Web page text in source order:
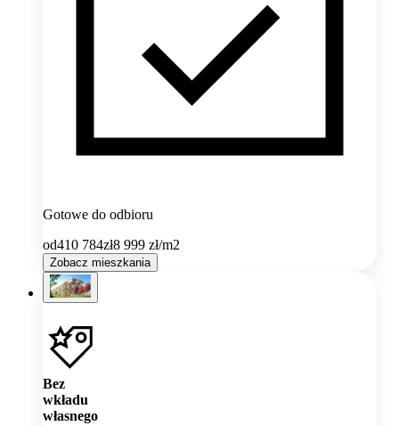
Gotowe do odbioru
od410 784zł8 999 zł/m2
Zobacz mieszkania
Bez
wkładu
własnego